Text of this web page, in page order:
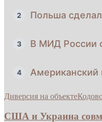
2 Польша
3 В МИД России
4 Американский
Диверсия на объекте
США и Украина